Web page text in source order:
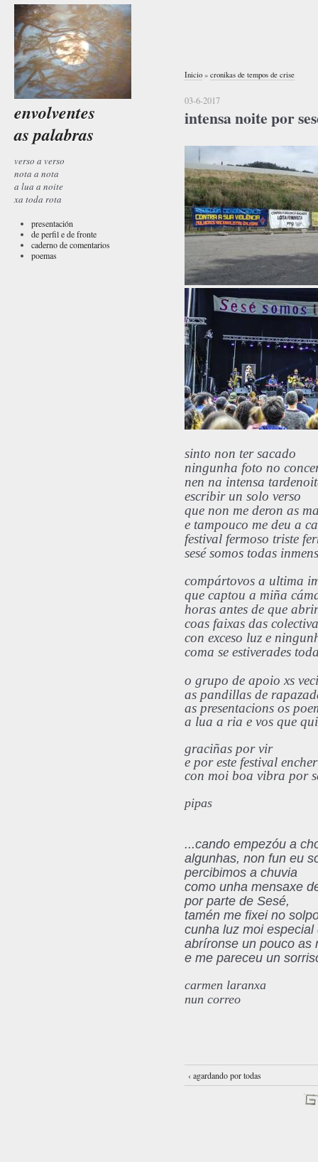
envolventes
as palabras
verso a verso
nota a nota
a lua a noite
xa toda rota
presentación
de perfil e de fronte
caderno de comentarios
poemas
Inicio » cronikas de tempos de crise
03-6-2017
intensa noite por
sinto non ter sacado
ningunha foto no
nen na intensa
escribir un solo verso
que non me deron as
e tampouco me deu a
festival fermoso triste
sesé somos todas i
compártovos a ultima
que captou a miña
horas antes de que
coas faixas das
con exceso luz e
coma se estiverades
o grupo de apoio xs veci
as pandillas de
as presentacions os
a lua a ria e vos que
graciñas por vir
e por este festival encher
con moi boa vibra por
pipas
...cando empezóu a
algunhas, non fun eu
percibimos a chuvia
como unha mensaxe
por parte de Sesé,
tamén me fixei no
cunha luz moi
abríronse un pouco as
e me pareceu un
carmen laranxa
nun correo
‹ agardando por todas